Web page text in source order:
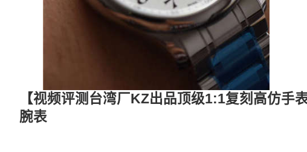
【视频评测台湾厂KZ出品顶级1:1复刻高仿手
腕表